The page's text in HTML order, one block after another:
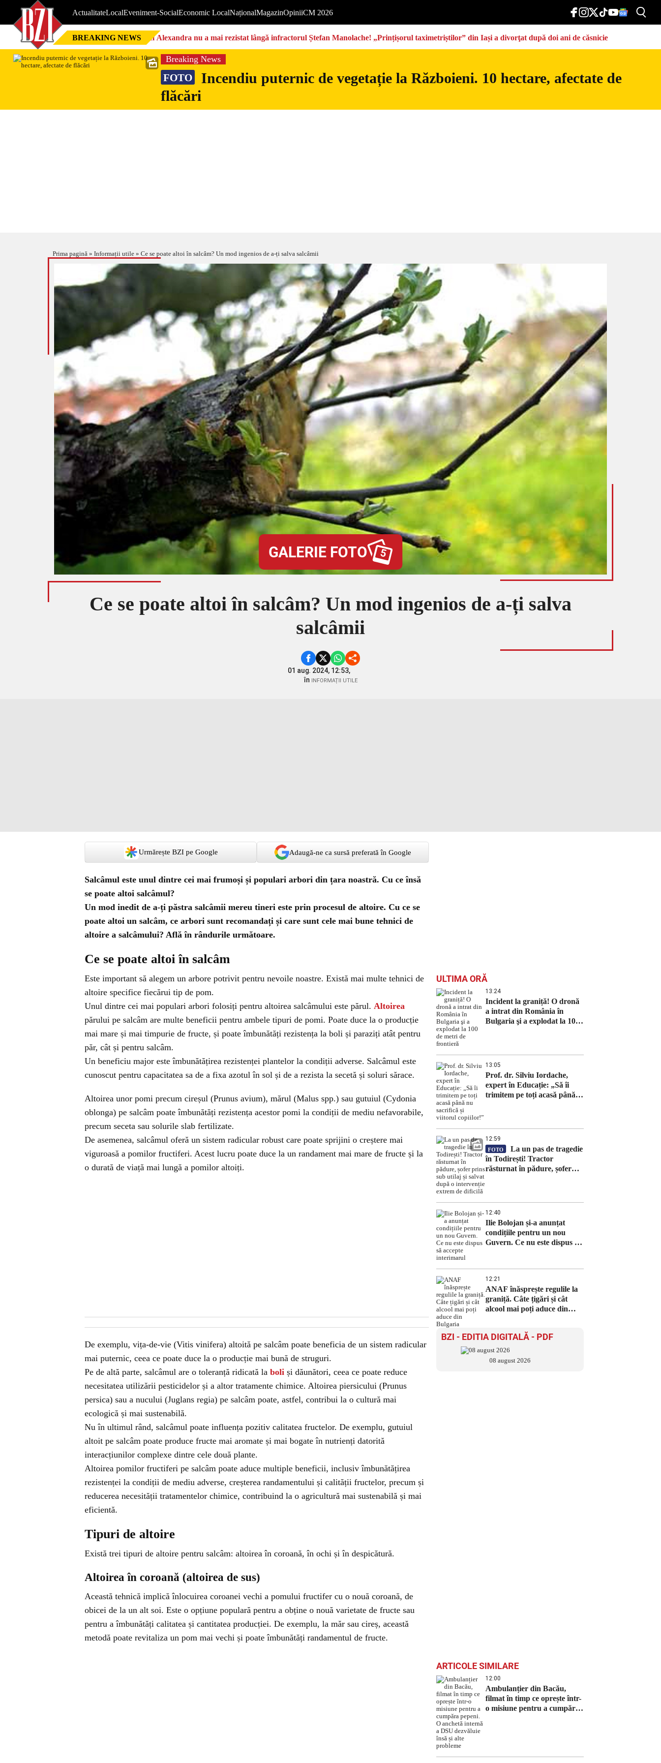
ActualitateLocalEveniment-SocialEconomic LocalNaționalMagazinOpiniiCM 2026
BREAKING NEWS Nici Alexandra nu a mai rezistat lângă infractorul Ștefan Manolache! „Prințișorul taximetriștilor” din Iași a divorţat după doi ani de căsnicie
Breaking News
FOTO
Incendiu puternic de vegetație la Războieni. 10 hectare, afectate de
flăcări
Prima pagină » Informații utile » Ce se poate altoi în salcâm? Un mod ingenios de a-ți salva salcâmii
GALERIE FOTO 5
Ce se poate altoi în salcâm? Un mod ingenios de a-ți salva
salcâmii
01 aug. 2024, 12:53,
în
INFORMAȚII UTILE
Urmărește BZI pe Google Adaugă-ne ca sursă preferată în Google
Salcâmul este unul dintre cei mai frumoși și populari arbori din țara noastră. Cu ce însă
se poate altoi salcâmul?
Un mod inedit de a-ți păstra salcâmii mereu tineri este prin procesul de altoire. Cu ce se
poate altoi un salcâm, ce arbori sunt recomandați și care sunt cele mai bune tehnici de
altoire a salcâmului? Află în rândurile următoare.
Ce se poate altoi în salcâm
Este important să alegem un arbore potrivit pentru nevoile noastre. Există mai multe tehnici de
altoire specifice fiecărui tip de pom.
Unul dintre cei mai populari arbori folosiți pentru altoirea salcâmului este părul. Altoirea
părului pe salcâm are multe beneficii pentru ambele tipuri de pomi. Poate duce la o producție
mai mare și mai timpurie de fructe, și poate îmbunătăți rezistența la boli și paraziți atât pentru
păr, cât și pentru salcâm.
Un beneficiu major este îmbunătățirea rezistenței plantelor la condiții adverse. Salcâmul este
cunoscut pentru capacitatea sa de a fixa azotul în sol și de a rezista la secetă și soluri sărace.
Altoirea unor pomi precum cireșul (Prunus avium), mărul (Malus spp.) sau gutuiul (Cydonia
oblonga) pe salcâm poate îmbunătăți rezistența acestor pomi la condiții de mediu nefavorabile,
precum seceta sau solurile slab fertilizate.
De asemenea, salcâmul oferă un sistem radicular robust care poate sprijini o creștere mai
viguroasă a pomilor fructiferi. Acest lucru poate duce la un randament mai mare de fructe și la
o durată de viață mai lungă a pomilor altoiți.
De exemplu, vița-de-vie (Vitis vinifera) altoită pe salcâm poate beneficia de un sistem radicular
mai puternic, ceea ce poate duce la o producție mai bună de struguri.
Pe de altă parte, salcâmul are o toleranță ridicată la boli și dăunători, ceea ce poate reduce
necesitatea utilizării pesticidelor și a altor tratamente chimice. Altoirea piersicului (Prunus
persica) sau a nucului (Juglans regia) pe salcâm poate, astfel, contribui la o cultură mai
ecologică și mai sustenabilă.
Nu în ultimul rând, salcâmul poate influența pozitiv calitatea fructelor. De exemplu, gutuiul
altoit pe salcâm poate produce fructe mai aromate și mai bogate în nutrienți datorită
interacțiunilor complexe dintre cele două plante.
Altoirea pomilor fructiferi pe salcâm poate aduce multiple beneficii, inclusiv îmbunătățirea
rezistenței la condiții de mediu adverse, creșterea randamentului și calității fructelor, precum și
reducerea necesității tratamentelor chimice, contribuind la o agricultură mai sustenabilă și mai
eficientă.
Tipuri de altoire
Există trei tipuri de altoire pentru salcâm: altoirea în coroană, în ochi și în despicătură.
Altoirea în coroană (altoirea de sus)
Această tehnică implică înlocuirea coroanei vechi a pomului fructifer cu o nouă coroană, de
obicei de la un alt soi. Este o opțiune populară pentru a obține o nouă varietate de fructe sau
pentru a îmbunătăți calitatea și cantitatea producției. De exemplu, la măr sau cireș, această
metodă poate revitaliza un pom mai vechi și poate îmbunătăți randamentul de fructe.
ULTIMA ORĂ
13:24
Incident la graniță! O dronă
a intrat din România în
Bulgaria şi a explodat la 100
13:05
Prof. dr. Silviu Iordache,
expert în Educație: „Să îi
trimitem pe toți acasă până
12:59
FOTO
La un pas de tragedie
în Todirești! Tractor
răsturnat în pădure, șofer
12:40
Ilie Bolojan și-a anunțat
condițiile pentru un nou
Guvern. Ce nu este dispus să
12:21
ANAF înăsprește regulile la
graniță. Câte țigări și cât
alcool mai poți aduce din
BZI - EDITIA DIGITALĂ - PDF
08 august 2026
ARTICOLE SIMILARE
12:00
Ambulanțier din Bacău,
filmat în timp ce oprește într-
o misiune pentru a cumpăra